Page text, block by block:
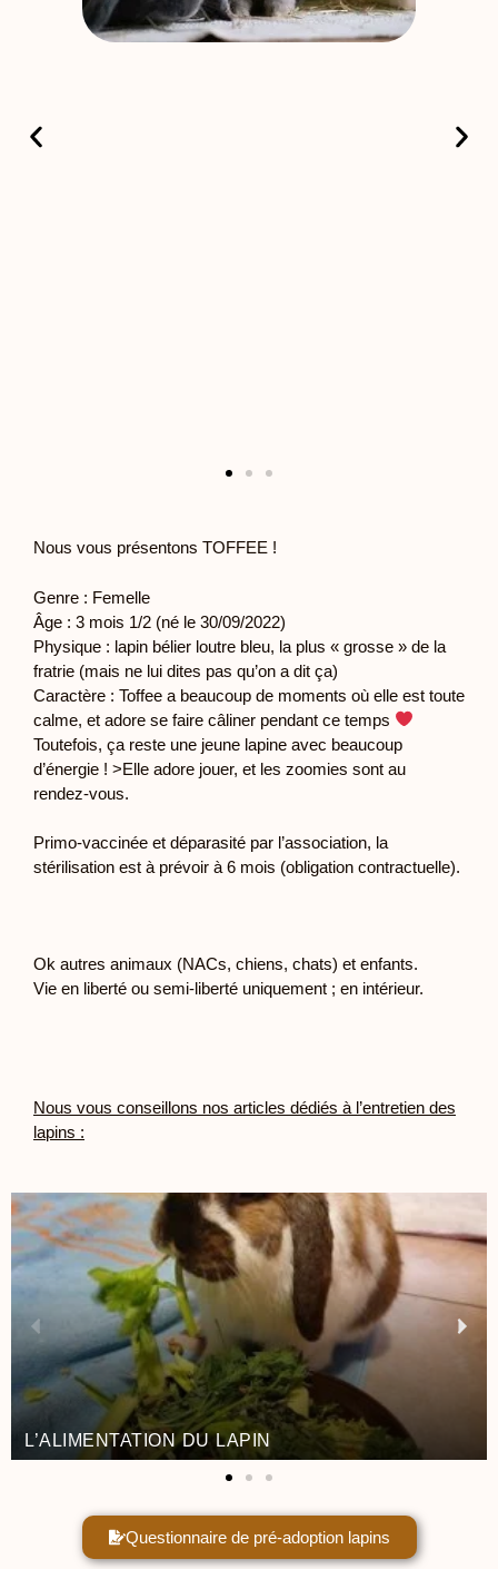
Nous vous présentons TOFFEE !
Genre : Femelle
Âge : 3 mois 1/2 (né le 30/09/2022)
Physique : lapin bélier loutre bleu, la plus « grosse » de la
fratrie (mais ne lui dites pas qu’on a dit ça)
Caractère : Toffee a beaucoup de moments où elle est toute
calme, et adore se faire câliner pendant ce temps
Toutefois, ça reste une jeune lapine avec beaucoup
d’énergie ! >Elle adore jouer, et les zoomies sont au
rendez-vous.
Primo-vaccinée et déparasité par l’association, la
stérilisation est à prévoir à 6 mois (obligation contractuelle).
Ok autres animaux (NACs, chiens, chats) et enfants.
Vie en liberté ou semi-liberté uniquement ; en intérieur.
Nous vous conseillons nos articles dédiés à l’entretien des
lapins :
DU LAPIN
LAPIN
Questionnaire de pré-adoption lapins